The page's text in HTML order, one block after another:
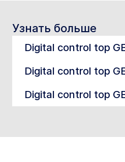
Узнать больше
Digital control top
Digital control top
Digital control top